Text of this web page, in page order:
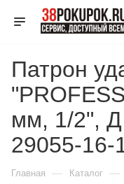
Патрон
мм, 1/2",
29055-16-
Главная — Каталог —